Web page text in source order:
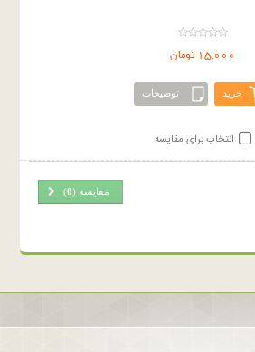
15,000 تومان
خرید توضیحات
انتخاب برای مقایسه
مقایسه (0
)